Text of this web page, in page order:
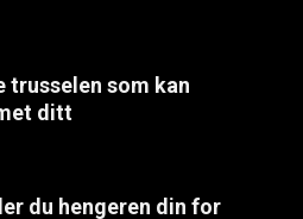
trusselen som kan
ditt
du hengeren din for